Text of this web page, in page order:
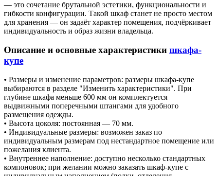
— это сочетание брутальной эстетики, функциональности и
гибкости конфигурации. Такой шкаф станет не просто местом
для хранения — он задаёт характер помещения, подчёркивает
индивидуальность и образ жизни владельца.
Описание и основные характеристики шкафа-
купе
• Размеры и изменение параметров: размеры шкафа-купе
выбираются в разделе "Изменить характеристики". При
глубине шкафа меньше 600 мм он комплектуется
выдвижными поперечными штангами для удобного
размещения одежды.
• Высота цоколя: постоянная — 70 мм.
• Индивидуальные размеры: возможен заказ по
индивидуальным размерам под нестандартное помещение или
пожелания клиента.
• Внутреннее наполнение: доступно несколько стандартных
компоновок; при желании можно заказать шкаф-купе с